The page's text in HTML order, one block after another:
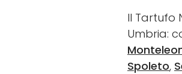
Il Tartufo
Umbria:
Spoleto,